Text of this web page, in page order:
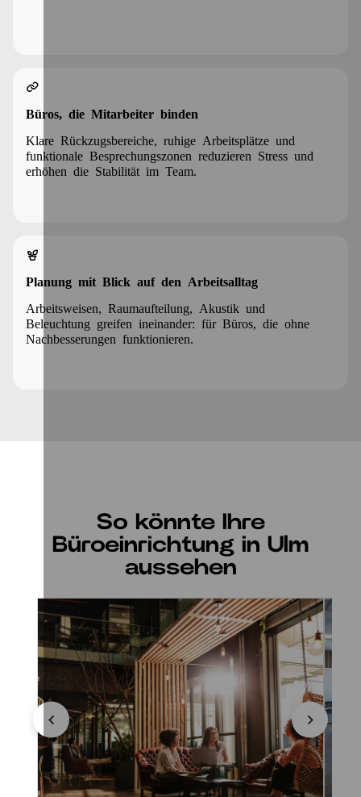
Büros, die Mitarbeiter binden
Klare Rückzugsbereiche, ruhige Arbeitsplätze und
funktionale Besprechungszonen reduzieren Stress und
erhöhen die Stabilität im Team.
Planung mit Blick auf den Arbeitsalltag
Arbeitsweisen, Raumaufteilung, Akustik und
Beleuchtung greifen ineinander: für Büros, die ohne
Nachbesserungen funktionieren.
So könnte Ihre
Büroeinrichtung in Ulm
aussehen